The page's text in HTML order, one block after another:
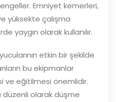
Emniyet kemerleri,
yüksekte çalışma
yaygın olarak kullanılır.
etkin bir şekilde
bu ekipmanlar
ve eğitilmesi önemlidir.
düzenli olarak düşme